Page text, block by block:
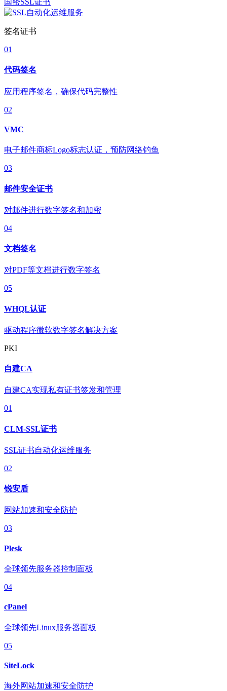
国密SSL证书
签名证书
01
代码签名
应用程序签名，确保代码完整性
02
VMC
电子邮件商标Logo标志认证，预防网络钓鱼
03
邮件安全证书
对邮件进行数字签名和加密
04
文档签名
对PDF等文档进行数字签名
05
WHQL认证
驱动程序微软数字签名解决方案
PKI
自建CA
自建CA实现私有证书签发和管理
01
CLM-SSL证书
SSL证书自动化运维服务
02
锐安盾
网站加速和安全防护
03
Plesk
全球领先服务器控制面板
04
cPanel
全球领先Linux服务器面板
05
SiteLock
海外网站加速和安全防护